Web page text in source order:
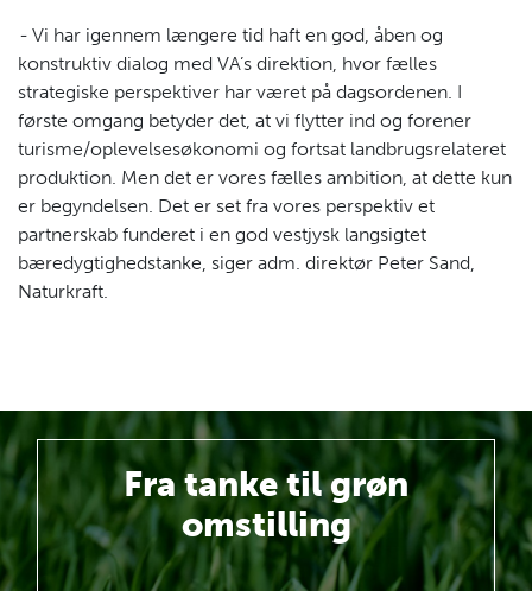
- Vi har igennem længere tid haft en god, åben og
konstruktiv dialog med VA’s direktion, hvor fælles
strategiske perspektiver har været på dagsordenen. I
første omgang betyder det, at vi flytter ind og forener
turisme/oplevelsesøkonomi og fortsat landbrugsrelateret
produktion. Men det er vores fælles ambition, at dette kun
er begyndelsen. Det er set fra vores perspektiv et
partnerskab funderet i en god vestjysk langsigtet
bæredygtighedstanke, siger adm. direktør Peter Sand,
Naturkraft.
Fra tanketil grøn
omstilling